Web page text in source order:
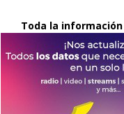
Toda la